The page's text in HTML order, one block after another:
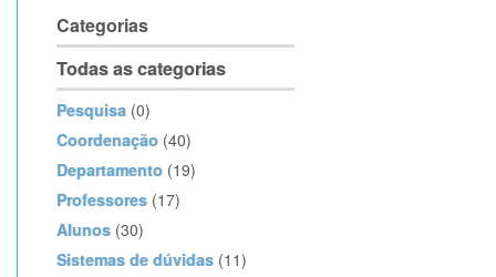
Categorias
Todas as categorias
Pesquisa (0)
Coordenação (40)
Departamento (19)
Professores (17)
Alunos (30)
Sistemas de dúvidas (11)